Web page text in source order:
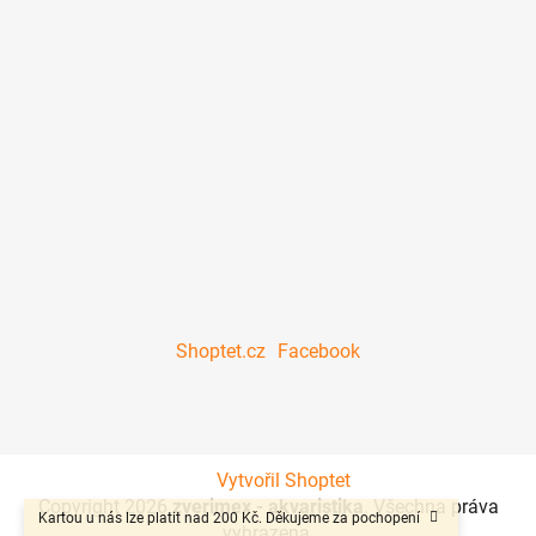
Kartou u nás lze platit nad 200 Kč. Děkujeme za pochopení
Shoptet.cz Facebook
Vytvořil Shoptet
Copyright 2026zverimex - akvaristika. Všechna práva